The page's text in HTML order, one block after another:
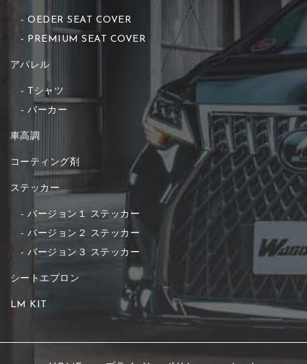
OEDER SEAT COVER
PREMIUM SEAT COVER
アパレル
Tシャツ
パーカー
車高調
コーティング剤
ステッカー
バージョン１ ステッカー
バージョン２ ステッカー
バージョン３ ステッカー
シートエプロン
LM KIT